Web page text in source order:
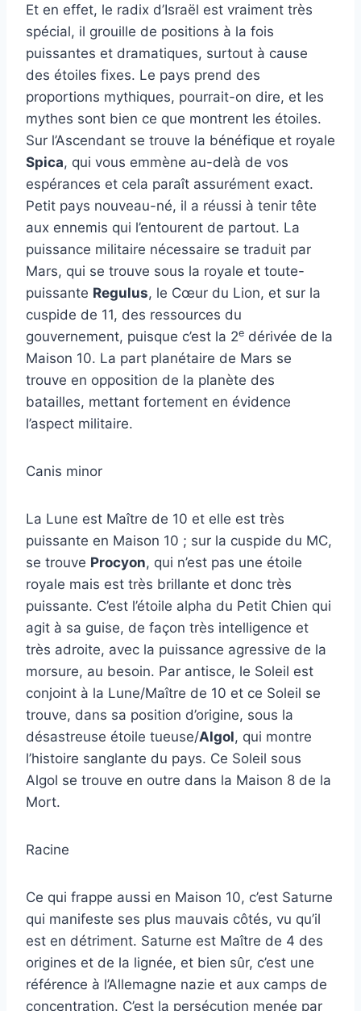
Et en effet, le radix d’Israël est vraiment très
spécial, il grouille de positions à la fois
puissantes et dramatiques, surtout à cause
des étoiles fixes. Le pays prend des
proportions mythiques, pourrait-on dire, et les
mythes sont bien ce que montrent les étoiles.
Sur l’Ascendant se trouve la bénéfique et royale
Spica, qui vous emmène au-delà de vos
espérances et cela paraît assurément exact.
Petit pays nouveau-né, il a réussi à tenir tête
aux ennemis qui l’entourent de partout. La
puissance militaire nécessaire se traduit par
Mars, qui se trouve sous la royale et toute-
puissante Regulus, le Cœur du Lion, et sur la
cuspide de 11, des ressources du
gouvernement, puisque c’est la 2e dérivée de la
Maison 10. La part planétaire de Mars se
trouve en opposition de la planète des
batailles, mettant fortement en évidence
l’aspect militaire.
Canis minor
La Lune est Maître de 10 et elle est très
puissante en Maison 10 ; sur la cuspide du MC,
se trouve Procyon, qui n’est pas une étoile
royale mais est très brillante et donc très
puissante. C’est l’étoile alpha du Petit Chien qui
agit à sa guise, de façon très intelligence et
très adroite, avec la puissance agressive de la
morsure, au besoin. Par antisce, le Soleil est
conjoint à la Lune/Maître de 10 et ce Soleil se
trouve, dans sa position d’origine, sous la
désastreuse étoile tueuse/Algol, qui montre
l’histoire sanglante du pays. Ce Soleil sous
Algol se trouve en outre dans la Maison 8 de la
Mort.
Racine
Ce qui frappe aussi en Maison 10, c’est Saturne
qui manifeste ses plus mauvais côtés, vu qu’il
est en détriment. Saturne est Maître de 4 des
origines et de la lignée, et bien sûr, c’est une
référence à l’Allemagne nazie et aux camps de
concentration. C’est la persécution menée par